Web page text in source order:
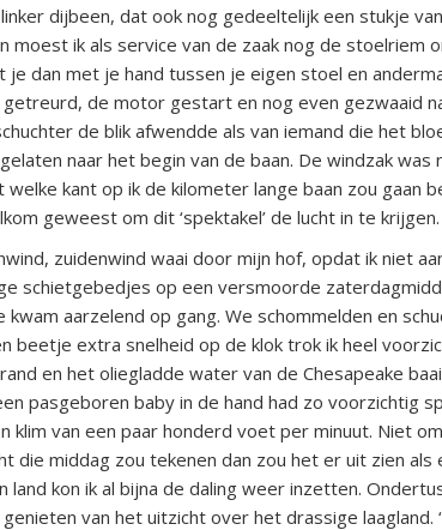
dijbeen, dat ook nog gedeeltelijk een stukje
moest ik als service van de zaak nog de stoelriem
je dan met je hand tussen je eigen stoel en
de motor gestart en nog even gezwaaid
de blik afwendde als van iemand die het
naar het begin van de baan. De windzak was
welke kant op ik de kilometer lange baan zou gaan
geweest om dit ‘spektakel’ de lucht in te krijgen.
zuidenwind waai door mijn hof, opdat ik niet
schietgebedjes op een versmoorde
kwam aarzelend op gang. We schommelden en
beetje extra snelheid op de klok trok ik heel
en het oliegladde water van de Chesapeake
pasgeboren baby in de hand had zo voorzichtig
klim van een paar honderd voet per minuut. Niet
die middag zou tekenen dan zou het er uit zien als
land kon ik al bijna de daling weer inzetten.
van het uitzicht over het drassige laagland.